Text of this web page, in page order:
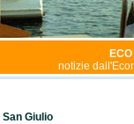
notizie
San Giulio